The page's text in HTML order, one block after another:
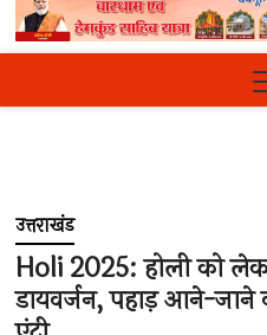
उत्तराखंड
Holi 2025: होली को
डायवर्जन, पहाड़ आने-जाने